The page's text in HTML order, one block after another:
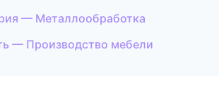
— Металлообработка
— Производство мебели